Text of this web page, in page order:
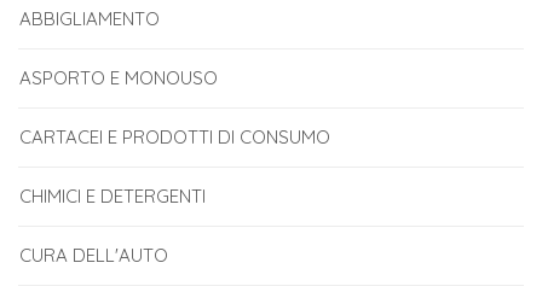
ABBIGLIAMENTO
ASPORTO E MONOUSO
CARTACEI E PRODOTTI DI CONSUMO
CHIMICI E DETERGENTI
CURA DELL'AUTO